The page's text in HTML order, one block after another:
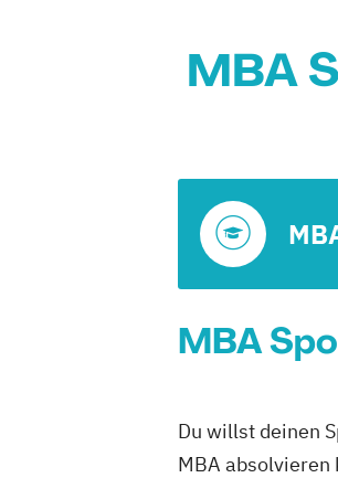
MBA
MBA
Du willst deinen
MBA absolvieren